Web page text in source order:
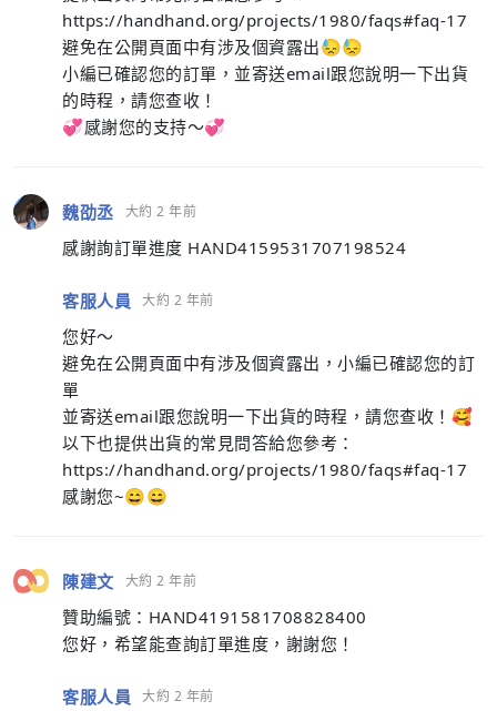
https://handhand.org/projects/1980/faqs#faq-17
避免在公開頁面中有涉及個資露出😓😓
小編已確認您的訂單，並寄送email跟您說明一下出貨
的時程，請您查收！
💞感謝您的支持～💞
魏劭丞 大約 2 年前
感謝詢訂單進度 HAND4159531707198524
客服人員 大約 2 年前
您好～
避免在公開頁面中有涉及個資露出，小編已確認您的訂
單
並寄送email跟您說明一下出貨的時程，請您查收！🥰
以下也提供出貨的常見問答給您參考：
https://handhand.org/projects/1980/faqs#faq-17
感謝您~😄😄
陳建文 大約 2 年前
贊助編號：HAND4191581708828400
您好，希望能查詢訂單進度，謝謝您！
客服人員 大約 2 年前